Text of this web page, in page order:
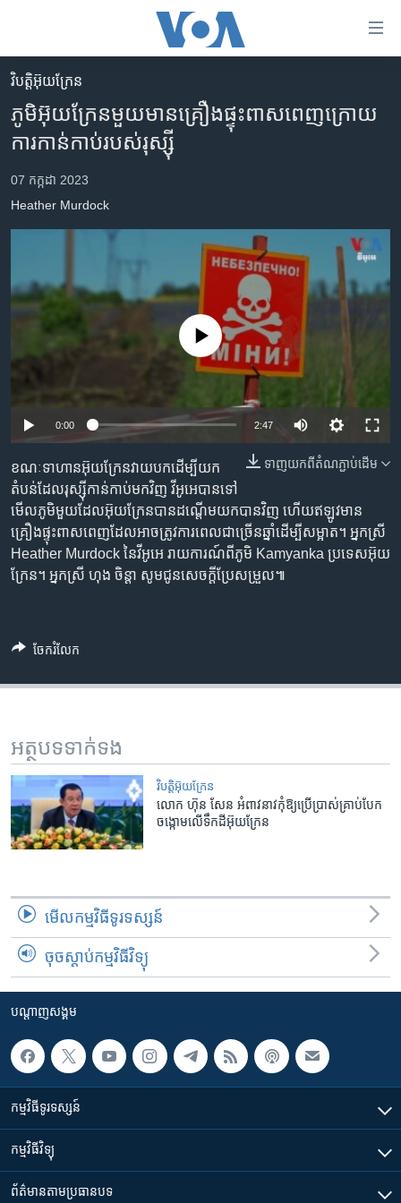
គេហទំព័រ​
ទាក់ទង
រំលង​
និង​
ទៅ​​
ទំព័រ​
ព័ត៌មាន​​
រំលង​
ទៅ​
សម្ព័ន្ធ​
រំលង​
និង​
ចូល​
ទៅ​
កាន់​
ទំព័រ​
ស្វែង​
កម្ពុជា
អន្តរជាតិ
ព្រឹត្តិការណ៍ព័ត៌មាន
ទូរទស្សន៍ / វីដេអូ​
វិទ្យុ / ផតខាសថ៍
Khmer English
បណ្តាញ​សង្គម
ភាសា
វិបត្តិអ៊ុយក្រែន
ភូមិ​អ៊ុយក្រែន​មួយ​មាន​គ្រឿង​ផ្ទុះ​ពាសពេញ​ក្រោយ​
ការ​កាន់កាប់​របស់​រុស្ស៊ី
07 កក្កដា 2023
Heather Murdock
No media source currently available
0:00 2:47
ទាញ​យក​ពី​តំណភ្ជាប់​ដើម
ខណៈ​ទាហាន​​អ៊ុយក្រែន​វាយបក​ដើម្បី​យក​
តំបន់​ដែល​រុស្ស៊ី​កាន់កាប់​មកវិញ វីអូអេ​បាន​ទៅ​
មើល​ភូមិ​មួយ​ដែល​អ៊ុយក្រែន​បាន​ដណ្តើម​យក​បាន​វិញ ​ហើយ​ឥឡូវ​មាន​
គ្រឿង​ផ្ទុះ​ពាសពេញ​ដែល​អាច​ត្រូវការ​ពេល​ជា​ច្រើន​ឆ្នាំ​ដើម្បី​សម្អាត។ អ្នកស្រី
Heather Murdock នៃ​វីអូអេ រាយការណ៍​ពី​ភូមិ Kamyanka ប្រទេស​អ៊ុយ
ក្រែន។ អ្នកស្រី ហុង ចិន្តា សូម​ជូន​សេចក្តី​ប្រែសម្រួល៕
ចែករំលែក
អត្ថបទ​ទាក់ទង
វិបត្តិអ៊ុយក្រែន
លោក ហ៊ុន សែន អំពាវនាវ​កុំ​ឱ្យ​ប្រើប្រាស់​គ្រាប់បែក​
ចង្កោម​លើ​ទឹកដី​អ៊ុយក្រែន
មើល​កម្មវិធី​ទូរទស្សន៍
ចុចស្តាប់កម្មវិធីវិទ្យុ
បណ្តាញ​សង្គម
កម្មវិធី​ទូរទស្សន៍
កម្មវិធី​វិទ្យុ
ព័ត៌មាន​តាមប្រធានបទ​